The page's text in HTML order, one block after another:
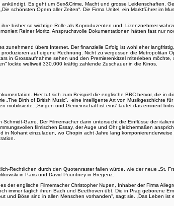
Es geht um Sex&Crime, Macht und grosse Leidenschaften.
schönsten Opern aller Zeiten“. Die Firma Unitel, ein Marktführer im
bisher so wichtige Rolle als Koproduzenten und Lizenznehmer
Reiner Moritz. Anspruchsvolle Dokumentationen hätten fast nur
zunehmend übers Internet. Der finanzielle Erfolg ist wohl eher
auf eigene Rechnung. Nicht zu vergessen die Metropolitan
in Grossaufnahme sehen und den Premierenkitzel miterleben
lockte weltweit 330.000 kräftig zahlende Zuschauer in die Kinos.
Hier tut sich zum Beispiel die englische BBC hervor, die in
Birth of British Music“, eine intelligente Art von Musikgeschichte
„Singen und Gemeinschaft ist eins“ lautet das eminent
Garre. Der Filmemacher darin untersucht die Einflüsse der
filmischen Essay, der Auge und Ohr gleichermaßen
Nohant einzuladen, wo Chopin acht Jahre lang komponierenderweise
Rechtlichen durch den Quotenraster fallen würde, wie der neue „St.
in Paris und David Pountney in Bregenz.
englische Filmemacher Christopher Nupen, Inhaber der Firma
immer täglich ihren Bach und Beethoven übt. Die in Prag geborene
Böse sind in allen Menschen vorhanden“, sagt sie. „Das Leben ist